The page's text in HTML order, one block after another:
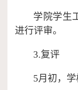
学院学生
进行评审。
3.复评
5月初，学